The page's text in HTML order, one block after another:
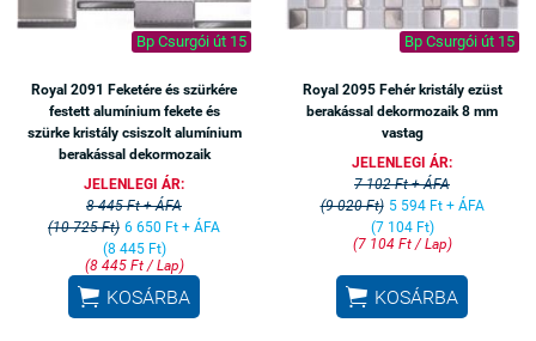
Bp Csurgói út 15
Royal 2091 Feketére és szürkére
festett alumínium fekete és
szürke kristály csiszolt alumínium
berakással dekormozaik
JELENLEGI ÁR:
8 445 Ft + ÁFA
(10 725 Ft) 6 650 Ft + ÁFA
(8 445 Ft)
(8 445 Ft / Lap)
 KOSÁRBA
Bp Csurgói út 15
Royal 2095 Fehér kristály ezüst
berakással dekormozaik 8 mm
vastag
JELENLEGI ÁR:
7 102 Ft + ÁFA
(9 020 Ft) 5 594 Ft + ÁFA
(7 104 Ft)
(7 104 Ft / Lap)
 KOSÁRBA